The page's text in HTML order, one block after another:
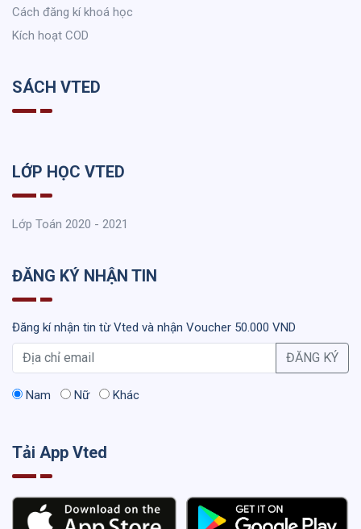
Cách đăng kí khoá học
Kích hoạt COD
SÁCH VTED
LỚP HỌC VTED
Lớp Toán 2020 - 2021
ĐĂNG KÝ NHẬN TIN
Đăng kí nhận tin từ Vted và nhận Voucher 50.000 VND
ĐĂNG KÝ
Nam Nữ Khác
Tải App Vted